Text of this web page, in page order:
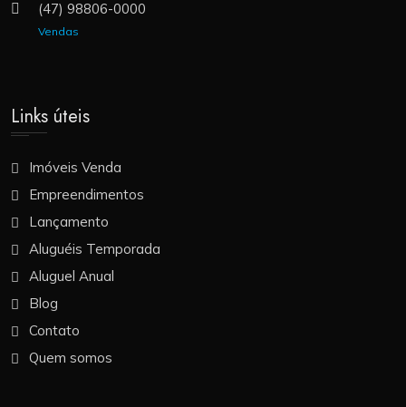
(47) 98806-0000
Vendas
Links úteis
Imóveis Venda
Empreendimentos
Lançamento
Aluguéis Temporada
Aluguel Anual
Blog
Contato
Quem somos